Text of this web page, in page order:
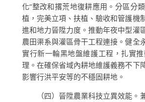
化”整改和撂荒地復耕應用。分區分
植，完美立項、扶植、驗收和管護機
進和地力晉陞力度。推動年夜中型灌
農田渠系與灌區骨干工程連接。健全
實行新一輪黑地盤維護工程，扎實
理。在確保省域內耕地維護義務不下
影響行洪平安等的不穩固耕地。
（四）晉陞農業科技立異效能